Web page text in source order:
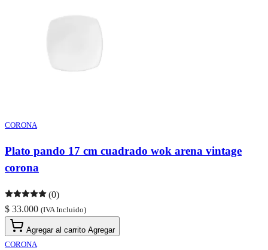
CORONA
Plato pando 17 cm cuadrado wok arena vintage
corona
(0)
$ 33.000 (IVA Incluido)
Agregar al carrito Agregar
CORONA